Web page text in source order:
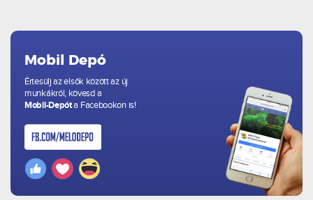
Mobil Depó
Értesülj az elsők között az új
munkákról, kövesd a
Mobil-Depóta Facebookon is!